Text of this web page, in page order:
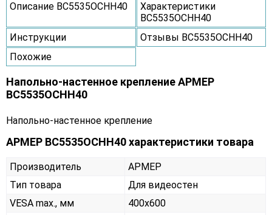
Описание ВС5535ОСНН40
Характеристики
ВС5535ОСНН40
Инструкции
Отзывы ВС5535ОСНН40
Похожие
Напольно-настенное крепление АРМЕР
ВС5535ОСНН40
Напольно-настенное крепление
АРМЕР ВС5535ОСНН40 характеристики товара
Производитель
АРМЕР
Тип товара
Для видеостен
VESA max., мм
400х600